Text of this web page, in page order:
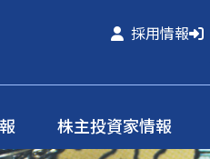
採用情報
株主投資家情報